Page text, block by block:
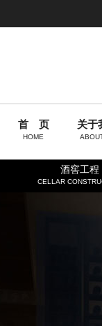
首 页
HOME
关于
酒窖工程
CELLAR